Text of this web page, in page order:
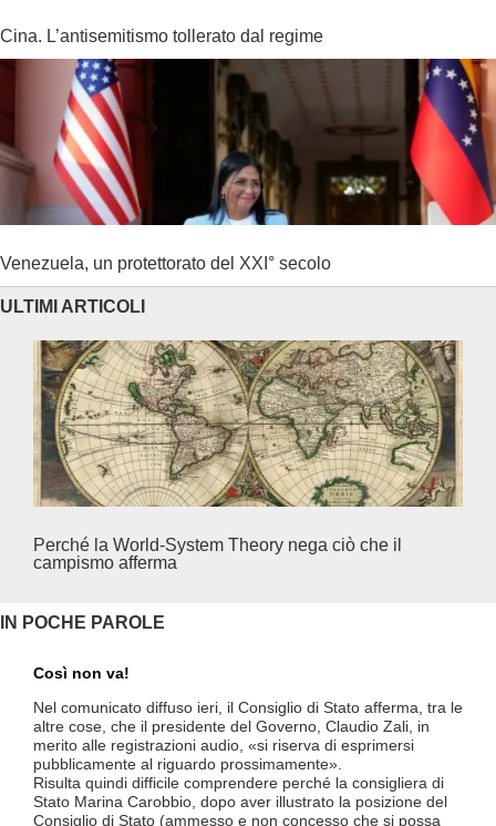
Cina. L’antisemitismo tollerato dal regime
Venezuela, un protettorato del XXI° secolo
ULTIMI ARTICOLI
Perché la World-System Theory nega ciò che il
campismo afferma
IN POCHE PAROLE
Così non va!
Nel comunicato diffuso ieri, il Consiglio di Stato afferma, tra le
altre cose, che il presidente del Governo, Claudio Zali, in
merito alle registrazioni audio, «si riserva di esprimersi
pubblicamente al riguardo prossimamente».
Risulta quindi difficile comprendere perché la consigliera di
Stato Marina Carobbio, dopo aver illustrato la posizione del
Consiglio di Stato (ammesso e non concesso che si possa